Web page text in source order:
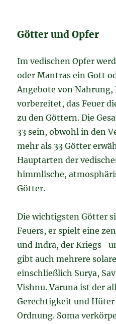
Götter und Opfer
Im vedischen Opfer
oder Mantras ein Gott
Angebote von
vorbereitet, das Feuer
zu den Göttern. Die
33 sein, obwohl in den
mehr als 33 Götter
Hauptarten der
himmlische,
Götter.
Die wichtigsten Götter
Feuers, er spielt eine
und Indra, der Kriegs-
gibt auch mehrere
einschließlich Surya,
Vishnu. Varuna ist der
Gerechtigkeit und
Ordnung. Soma